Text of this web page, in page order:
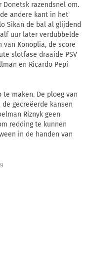
Donetsk razendsnel om.
andere kant in het
Sikan de bal al glijdend
uur later verdubbelde
van Konoplia, de score
slotfase draaide PSV
en Ricardo Pepi
te maken. De ploeg van
gecreëerde kansen
Riznyk geen
redding te kunnen
in de handen van